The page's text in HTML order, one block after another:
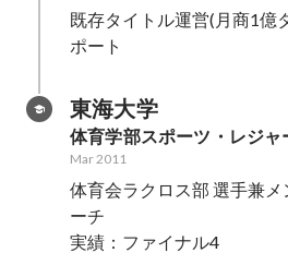
既存タイトル運営(月商1億
ポート
東海大学
体育学部スポーツ・レジ
Mar 2011
体育会ラクロス部 選手兼
ーチ
実績：ファイナル4